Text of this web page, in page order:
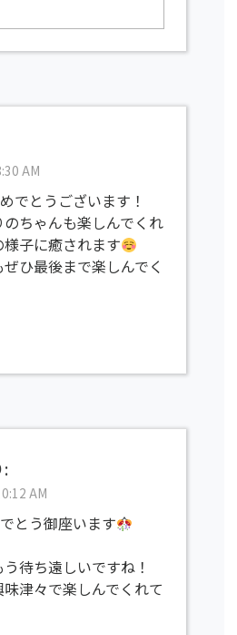
AM
でとうございます！
ちゃんも楽しんでくれ
子に癒されます
ひ最後まで楽しんでく
:
AM
とう御座います
待ち遠しいですね！
津々で楽しんでくれて